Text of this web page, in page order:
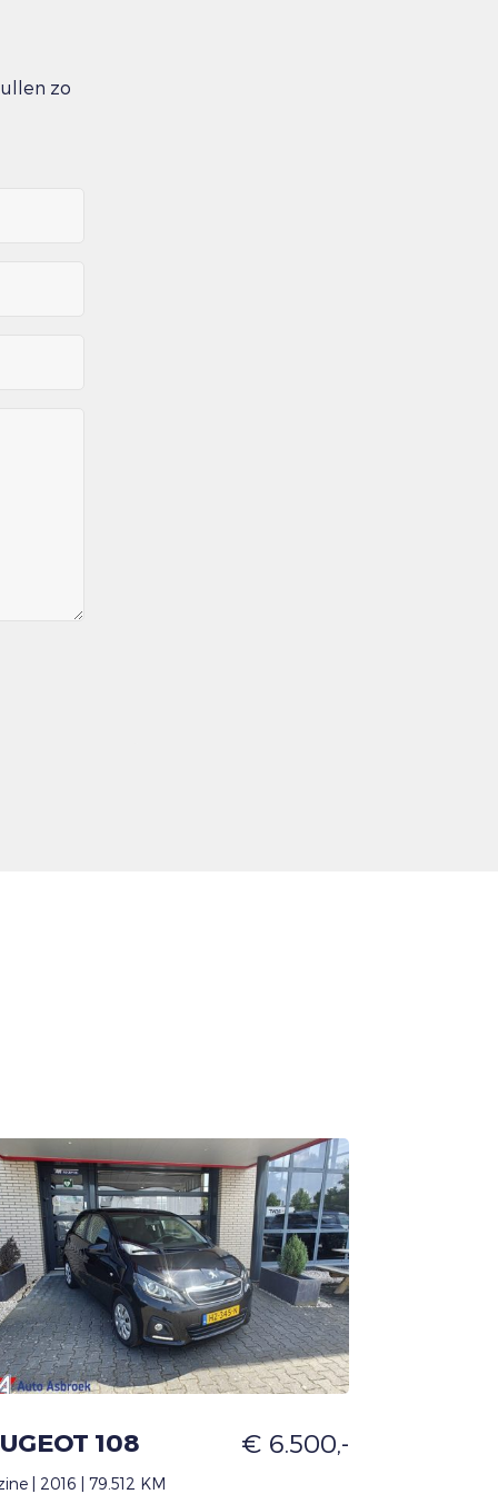
zo
108 € 6.500,-
| 2016 | 79.512 KM